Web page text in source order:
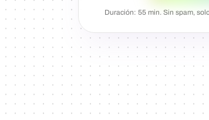
Duración: 55 min. Sin spam,